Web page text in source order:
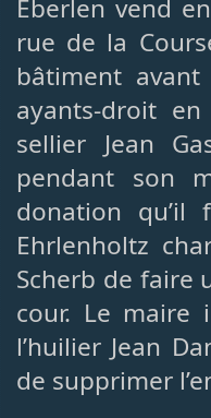
Eberlen vend
rue de la
bâtiment
ayants-droit
sellier Jean
pendant son
donation qu’il
Ehrlenholtz
Scherb de faire
cour. Le maire
l’huilier Jean
de supprimer